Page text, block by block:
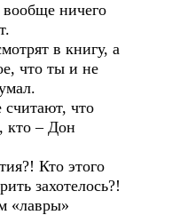
ничего
в книгу, а
что ты и не
что
кто – Дон
Кто этого
захотелось?!